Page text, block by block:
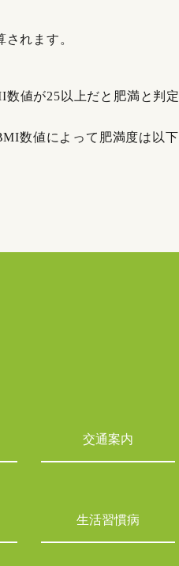
れます。
数値が25以上だと肥満と判定
数値によって肥満度は以下
交通案内
生活習慣病